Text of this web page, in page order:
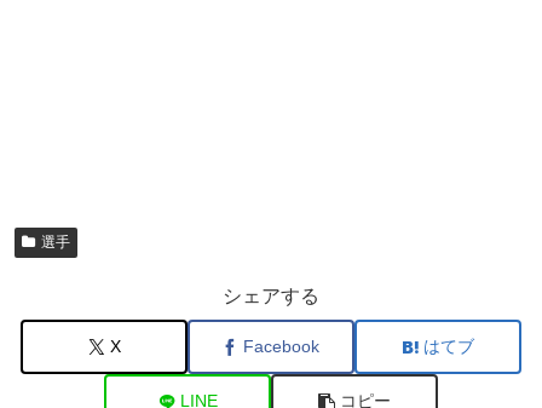
選手
シェアする
X Facebook はてブ
LINE コピー